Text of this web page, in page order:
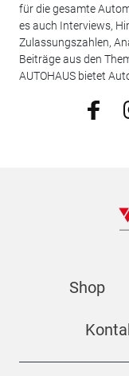
für die gesamte
es auch Interviews,
Zulassungszahlen,
Beiträge aus den
AUTOHAUS bietet
Shop